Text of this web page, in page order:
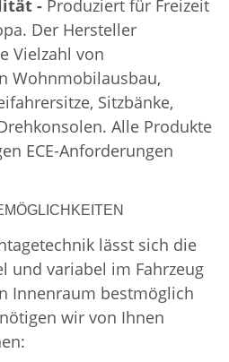
- Produziert für Freizeit
Der Hersteller
Vielzahl von
Wohnmobilausbau,
Sitzbänke,
Alle Produkte
ECE-Anforderungen
lässt sich die
und variabel im Fahrzeug
Innenraum bestmöglich
wir von Ihnen